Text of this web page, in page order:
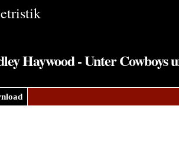
Haywood - Unter Cowboys